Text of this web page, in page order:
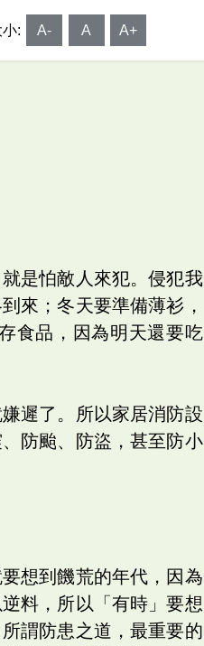
: A- A A+
是怕敵人來犯。侵犯我
來；冬天要準備薄衫，
食品，因為明天還要吃
遲了。所以家居消防設
防颱、防盜，甚至防小
想到饑荒的年代，因為
料，所以「有時」要想
謂防患之道，最重要的